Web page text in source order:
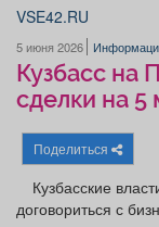
Работа
Афиша
VSE42.RU
5 июня 2026
Кузбасс на
сделки на 5
Поделиться
Кузбасские
договориться с